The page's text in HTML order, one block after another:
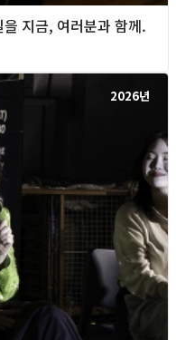
지금, 여러분과 함께.
2026년